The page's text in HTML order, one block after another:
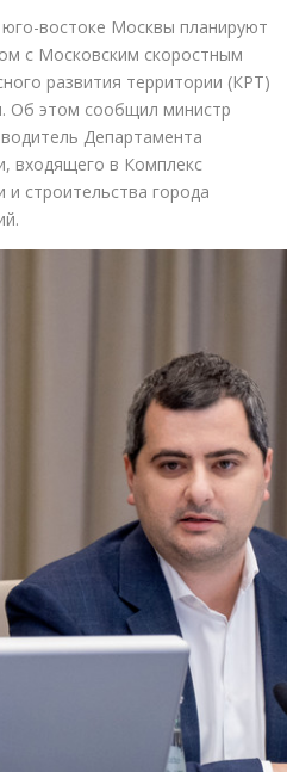
востоке Москвы планируют
с Московским скоростным
развития территории (КРТ)
Об этом сообщил министр
Департамента
входящего в Комплекс
и строительства города